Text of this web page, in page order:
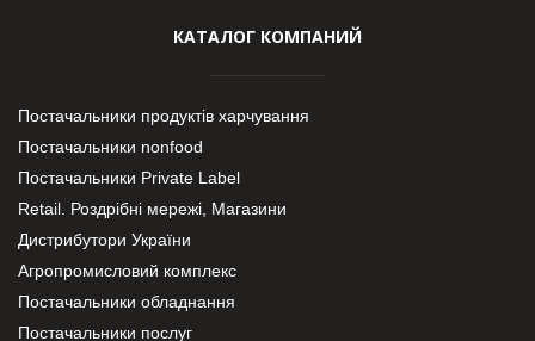
КАТАЛОГ КОМПАНИЙ
Постачальники продуктів харчування
Постачальники nonfood
Постачальники Private Label
Retail. Роздрібні мережі, Магазини
Дистрибутори України
Агропромисловий комплекс
Постачальники обладнання
Постачальники послуг